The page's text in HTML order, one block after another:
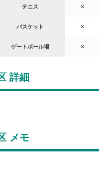
テニス ✕
バスケット ✕
ゲートボール場 ✕
詳細
メモ